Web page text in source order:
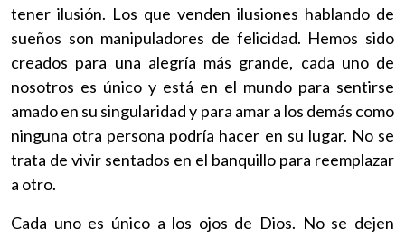
tener ilusión. Los que venden ilusiones hablando de
sueños son manipuladores de felicidad. Hemos sido
creados para una alegría más grande, cada uno de
nosotros es único y está en el mundo para sentirse
amado en su singularidad y para amar a los demás como
ninguna otra persona podría hacer en su lugar. No se
trata de vivir sentados en el banquillo para reemplazar
a otro.
Cada uno es único a los ojos de Dios. No se dejen